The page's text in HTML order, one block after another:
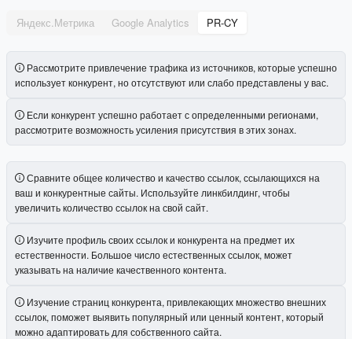
Яндекс.Метрика Google Analytics PR-CY
Рассмотрите привлечение трафика из источников, которые успешно
использует конкурент, но отсутствуют или слабо представлены у вас.
Если конкурент успешно работает с определенными регионами,
рассмотрите возможность усиления присутствия в этих зонах.
Сравните общее количество и качество ссылок, ссылающихся на
ваш и конкурентные сайты. Используйте линкбилдинг, чтобы
увеличить количество ссылок на свой сайт.
Изучите профиль своих ссылок и конкурента на предмет их
естественности. Большое число естественных ссылок, может
указывать на наличие качественного контента.
Изучение страниц конкурента, привлекающих множество внешних
ссылок, поможет выявить популярный или ценный контент, который
можно адаптировать для собственного сайта.